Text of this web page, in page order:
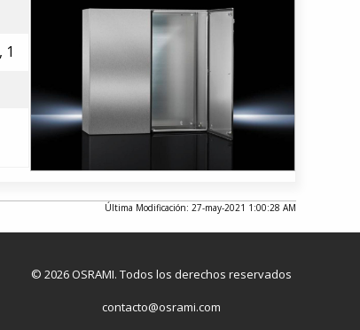
1
Última Modificación: 27-may-2021 1:00:28 AM
© 2026 OSRAMI. Todos los derechos reservados
contacto@osrami.com